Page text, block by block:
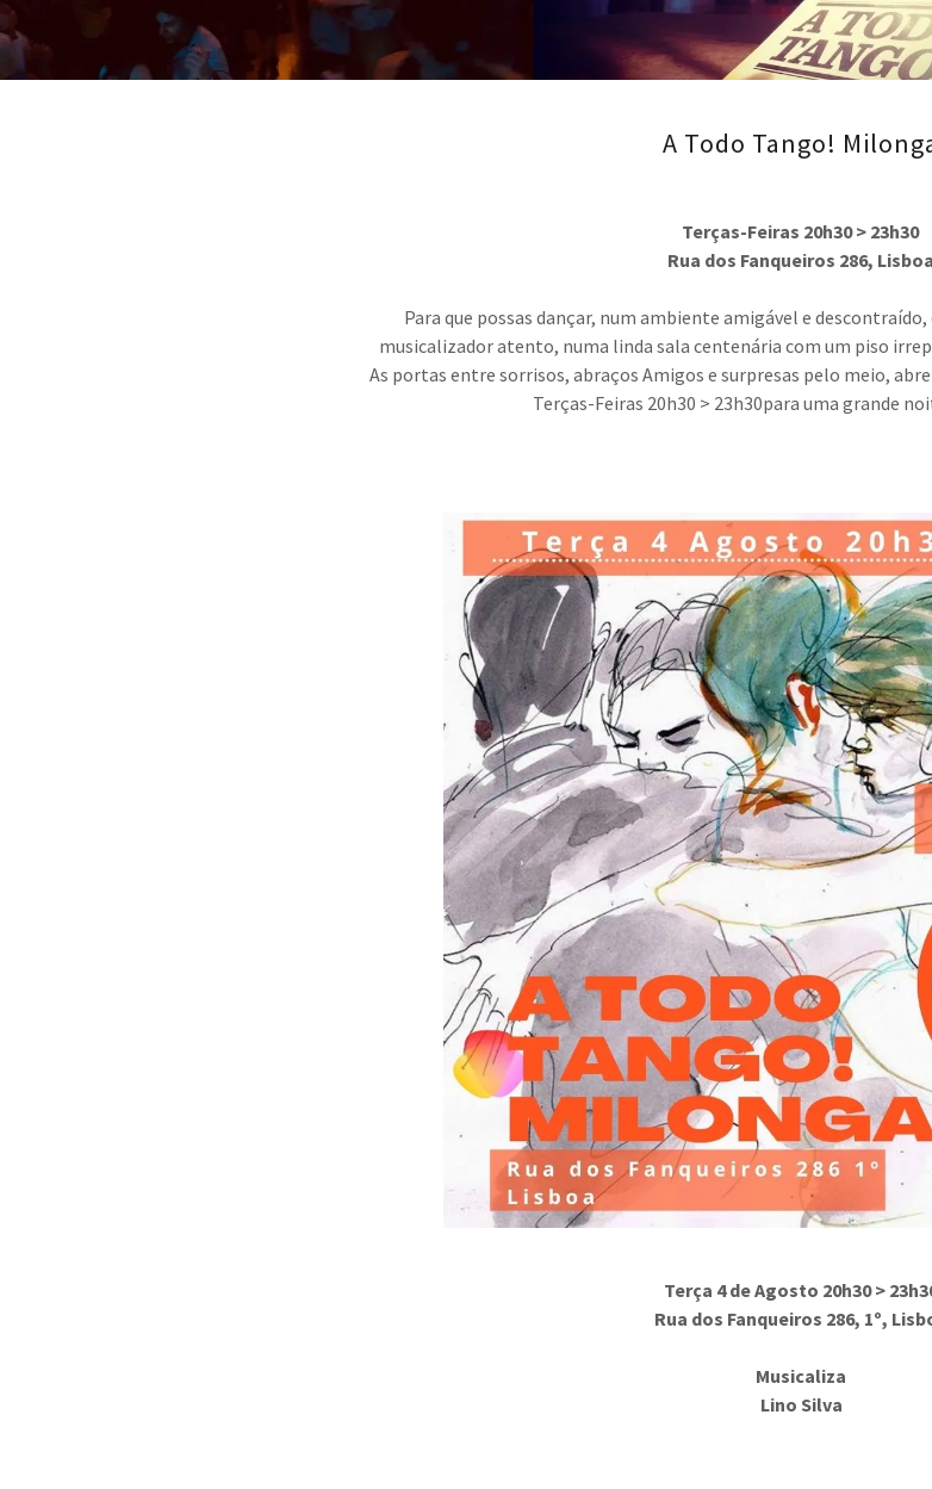
A Todo Tango!
Terças-Feiras 20h30 > 23h30
Rua dos Fanqueiros 286, Lisboa
Para que possas dançar, num ambiente amigável e
musicalizador atento, numa linda sala centenária com um piso
As portas entre sorrisos, abraços Amigos e surpresas pelo meio,
Terças-Feiras 20h30 > 23h30para uma grande
Terça 4 de Agosto 20h30 >
Rua dos Fanqueiros 286, 1º,
Musicaliza
Lino Silva